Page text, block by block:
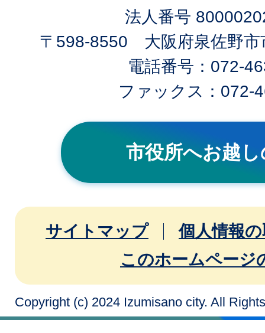
法人番号
〒598-8550 大阪府泉佐野市
電話番号：072-
ファックス：072-
市役所へお越
サイトマップ
個人情報
このホームページ
Copyright (c) 2024 Izumisano city. All